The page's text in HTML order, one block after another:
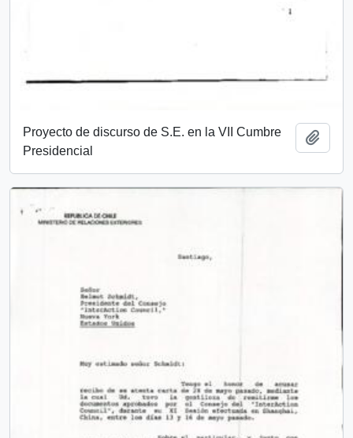
Proyecto de discurso de S.E. en la VII Cumbre
Presidencial